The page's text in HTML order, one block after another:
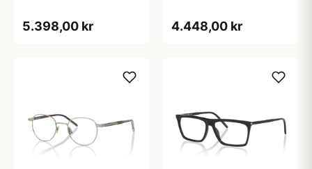
5.398,00 kr 4.448,00 kr